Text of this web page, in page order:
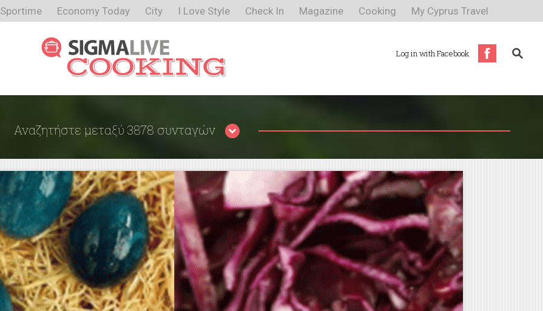
Sportime Economy Today City I Love Style Check In Magazine Cooking My Cyprus Travel
Log in with Facebook
Αναζητήστε μεταξύ 3878 συνταγών
Περιορίστε τα αποτελέσματα
αναζήτησης επιλέγοντας κατηγορίες: